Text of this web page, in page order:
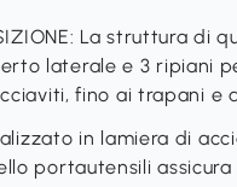
La struttura di
laterale e 3 ripiani
fino ai trapani e
in lamiera di
portautensili